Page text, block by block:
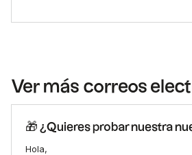
Ver más correos
🎁 ¿Quieres probar nuestra
Hola,